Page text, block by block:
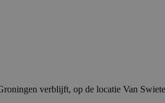
verblijft, op de locatie Van